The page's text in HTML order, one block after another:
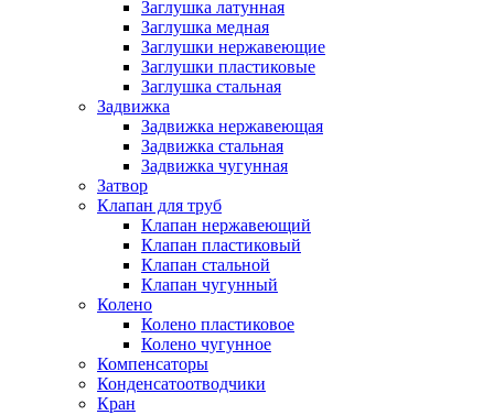
Заглушка латунная
Заглушка медная
Заглушки нержавеющие
Заглушки пластиковые
Заглушка стальная
Задвижка
Задвижка нержавеющая
Задвижка стальная
Задвижка чугунная
Затвор
Клапан для труб
Клапан нержавеющий
Клапан пластиковый
Клапан стальной
Клапан чугунный
Колено
Колено пластиковое
Колено чугунное
Компенсаторы
Конденсатоотводчики
Кран